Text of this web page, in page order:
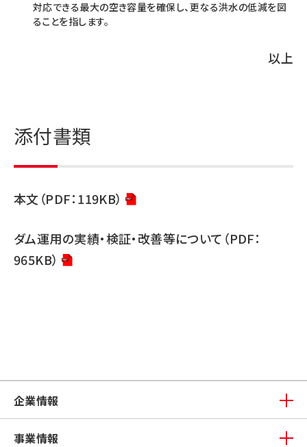
対応できる最大の空き容量を確保し、更なる洪水の低減を図
ることを指します。
以上
添付書類
本文（PDF：119KB）
ダム運用の実績・検証・改善等について（PDF：
965KB）
企業情報
事業情報